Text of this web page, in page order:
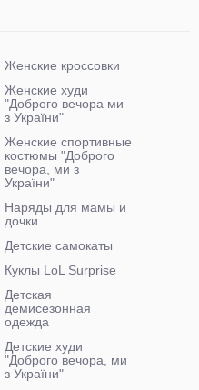
Женские кроссовки
Женские худи
"Доброго вечора ми
з України"
Женские спортивные
костюмы "Доброго
вечора, ми з
України"
Наряды для мамы и
дочки
Детские самокаты
Куклы LoL Surprise
Детская
демисезонная
одежда
Детские худи
"Доброго вечора, ми
з України"